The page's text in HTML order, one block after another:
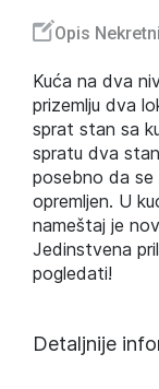
Opis
Kuća na dva
prizemlju dva
sprat stan sa
spratu dva
posebno da se
opremljen. U
nameštaj je
Jedinstvena
pogledati!
Detaljnije